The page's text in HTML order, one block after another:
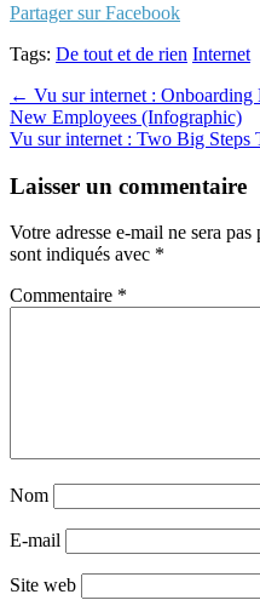
Partager sur Facebook
Tags: De tout et de rien Internet
Post
navigation
← Vu sur internet : Onboarding
New Employees (Infographic)
Vu sur internet : Two Big
Laisser un commentaire
Votre adresse e-mail ne sera pas
sont indiqués avec *
Commentaire *
Nom
E-mail
Site web